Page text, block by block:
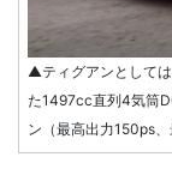
▲ティグアンとして
た1497cc直列4気筒
ン（最高出力150ps